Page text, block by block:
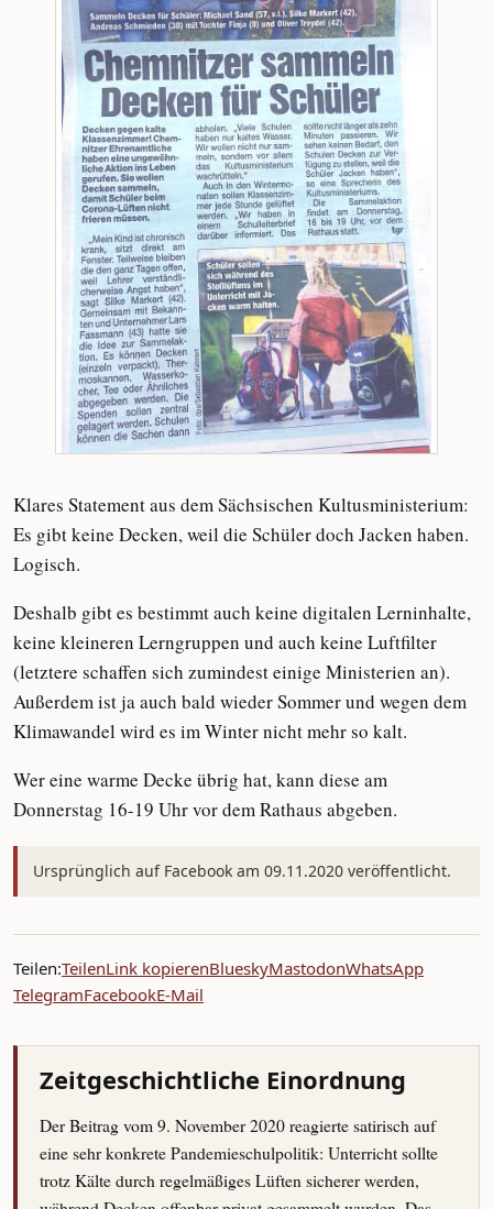
Klares Statement aus dem Sächsischen Kultusministerium:
Es gibt keine Decken, weil die Schüler doch Jacken haben.
Logisch.
Deshalb gibt es bestimmt auch keine digitalen Lerninhalte,
keine kleineren Lerngruppen und auch keine Luftfilter
(letztere schaffen sich zumindest einige Ministerien an).
Außerdem ist ja auch bald wieder Sommer und wegen dem
Klimawandel wird es im Winter nicht mehr so kalt.
Wer eine warme Decke übrig hat, kann diese am
Donnerstag 16-19 Uhr vor dem Rathaus abgeben.
Ursprünglich auf Facebook am 09.11.2020 veröffentlicht.
Teilen:TeilenLink kopierenBlueskyMastodonWhatsApp
TelegramFacebookE-Mail
Zeitgeschichtliche Einordnung
Der Beitrag vom 9. November 2020 reagierte satirisch auf
eine sehr konkrete Pandemieschulpolitik: Unterricht sollte
trotz Kälte durch regelmäßiges Lüften sicherer werden,